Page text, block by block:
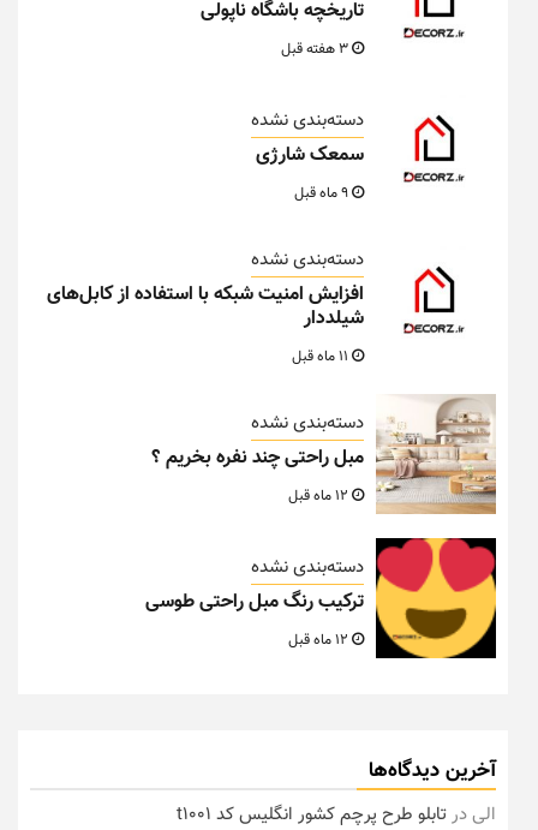
تاریخچه باشگاه ناپولی
دسته‌بندی نشده
سمعک شارژی
دسته‌بندی نشده
افزایش امنیت شبکه با استفاده از کابل‌های
شیلددار
دسته‌بندی نشده
مبل راحتی چند نفره بخریم ؟
دسته‌بندی نشده
ترکیب رنگ مبل راحتی طوسی
آخرین دیدگاه‌ها
الیدرتابلو طرح پرچم کشور انگلیس کد t1001